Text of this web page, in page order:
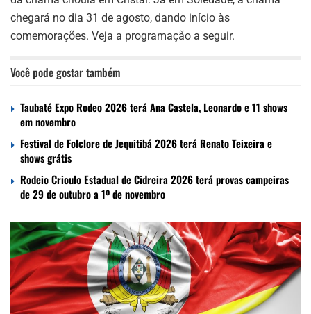
chegará no dia 31 de agosto, dando início às
comemorações. Veja a programação a seguir.
Você pode gostar também
Taubaté Expo Rodeo 2026 terá Ana Castela, Leonardo e 11 shows
em novembro
Festival de Folclore de Jequitibá 2026 terá Renato Teixeira e
shows grátis
Rodeio Crioulo Estadual de Cidreira 2026 terá provas campeiras
de 29 de outubro a 1º de novembro